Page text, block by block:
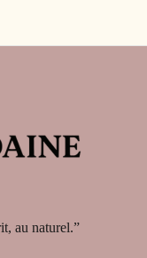
au naturel.”